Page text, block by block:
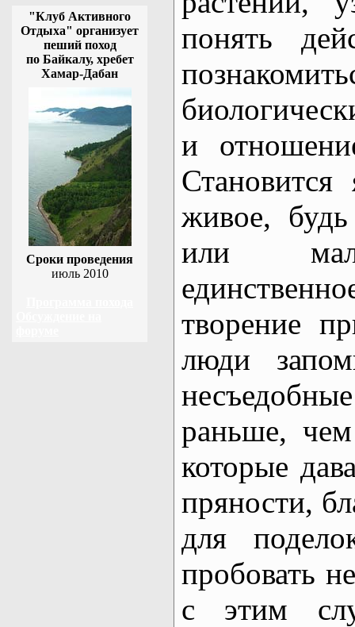
"Клуб Активного
Отдыха" организует
пеший поход
по Байкалу, хребет
Хамар-Дабан
Сроки проведения
июль 2010
понять
и
живое,
или
творение
люди
раньше,
которые
пряности,
для
пробовать
с этим